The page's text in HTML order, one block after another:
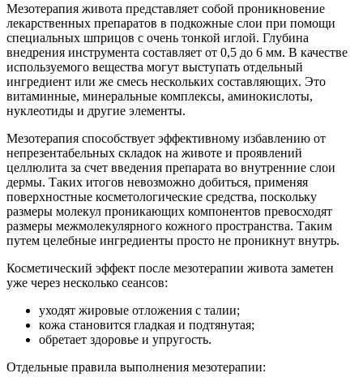
Мезотерапия живота представляет собой проникновение
лекарственных препаратов в подкожные слои при помощи
специальных шприцов с очень тонкой иглой. Глубина
внедрения инструмента составляет от 0,5 до 6 мм. В качестве
используемого вещества могут выступать отдельный
ингредиент или же смесь нескольких составляющих. Это
витаминные, минеральные комплексы, аминокислоты,
нуклеотиды и другие элементы.
Мезотерапия способствует эффективному избавлению от
непрезентабельных складок на животе и проявлений
целлюлита за счет введения препарата во внутренние слои
дермы. Таких итогов невозможно добиться, применяя
поверхностные косметологические средства, поскольку
размеры молекул проникающих компонентов превосходят
размеры межмолекулярного кожного пространства. Таким
путем целебные ингредиенты просто не проникнут внутрь.
Косметический эффект после мезотерапии живота заметен
уже через несколько сеансов:
уходят жировые отложения с талии;
кожа становится гладкая и подтянутая;
обретает здоровье и упругость.
Отдельные правила выполнения мезотерапии: